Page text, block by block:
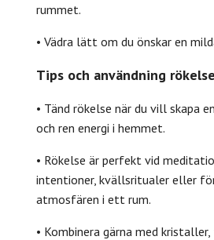
rummet.
• Vädra lätt om du önskar en
Tips och användning
• Tänd rökelse när du vill skapa
och ren energi i hemmet.
• Rökelse är perfekt vid
intentioner, kvällsritualer eller
atmosfären i ett rum.
• Kombinera gärna med